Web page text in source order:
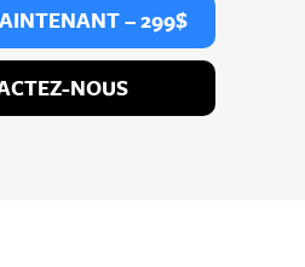
– 299$
NOUS